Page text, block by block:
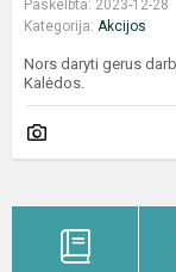
Paskelbta: 2023-12-28
Kategorija: Akcijos
Nors daryti gerus
Kalėdos.